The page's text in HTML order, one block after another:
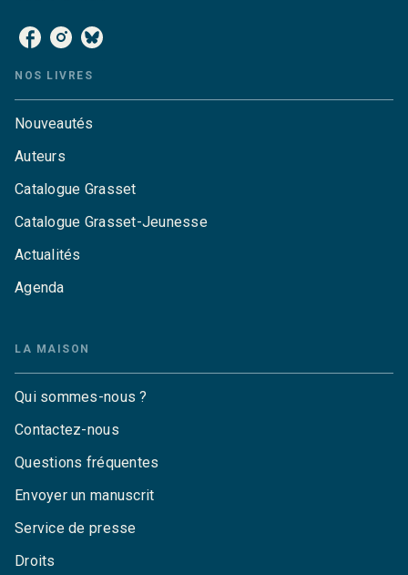
NOS LIVRES
Nouveautés
Auteurs
Catalogue Grasset
Catalogue Grasset-Jeunesse
Actualités
Agenda
LA MAISON
Qui sommes-nous ?
Contactez-nous
Questions fréquentes
Envoyer un manuscrit
Service de presse
Droits